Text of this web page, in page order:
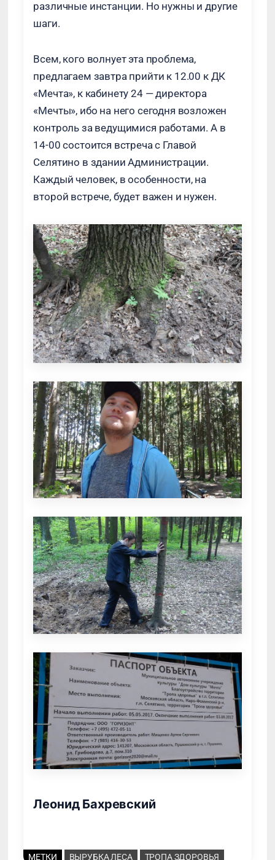
различные инстанции. Но нужны и другие
шаги.
Всем, кого волнует эта проблема,
предлагаем завтра прийти к 12.00 к ДК
«Мечта», к кабинету 24 — директора
«Мечты», ибо на него сегодня возложен
контроль за ведущимися работами. А в
14-00 состоится встреча с Главой
Селятино в здании Администрации.
Каждый человек, в особенности, на
второй встрече, будет важен и нужен.
Леонид Бахревский
МЕТКИ ВЫРУБКА ЛЕСА ТРОПА ЗДОРОВЬЯ